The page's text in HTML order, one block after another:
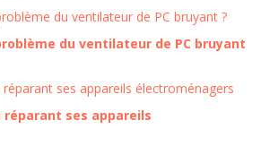
du ventilateur de PC bruyant
réparant ses appareils